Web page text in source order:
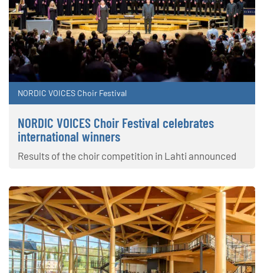
NORDIC VOICES Choir Festival
NORDIC VOICES Choir Festival celebrates
international winners
Results of the choir competition in Lahti announced